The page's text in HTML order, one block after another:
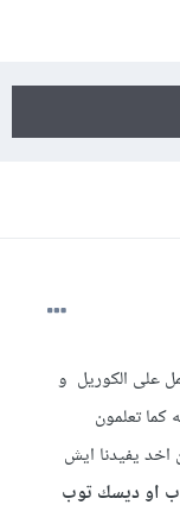
على الكوريل و
تعلمون
اخد يفيدنا ايش
او ديسك توب